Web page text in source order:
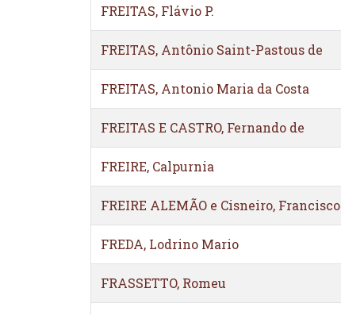
FREITAS, Flávio P.
FREITAS, Antônio Saint-Pastous de
FREITAS, Antonio Maria da Costa
FREITAS E CASTRO, Fernando de
FREIRE, Calpurnia
FREIRE ALEMÃO e Cisneiro, Francisco
FREDA, Lodrino Mario
FRASSETTO, Romeu